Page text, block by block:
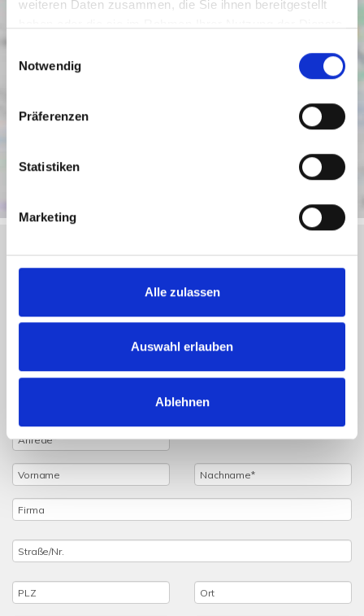
weiteren Daten zusammen, die Sie ihnen bereitgestellt
Einwilligungsauswahl
Notwendig
Präferenzen
Statistiken
Marketing
Alle zulassen
Auswahl erlauben
Ablehnen
Objektanfrage
einen Besichtigungstermin vereinbaren, dann füllen Sie
einfach das untenstehende Formular vollständig aus und
wir setzen uns schnellstmöglich mit Ihnen in Verbindung.